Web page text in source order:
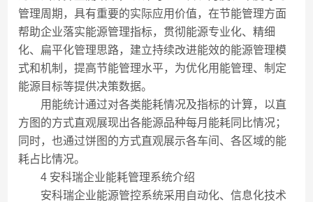
管理周期，具有重要的实际应用价值，在节能管理方面
帮助企业落实能源管理指标，贯彻能源专业化、精细
化、扁平化管理思路，建立持续改进能效的能源管理模
式和机制，提高节能管理水平，为优化用能管理、制定
能源目标等提供决策数据。
用能统计通过对各类能耗情况及指标的计算，以直
方图的方式直观展现出各能源品种每月能耗同比情况；
同时，也通过饼图的方式直观展示各车间、各区域的能
耗占比情况。
4 安科瑞企业能耗管理系统介绍
安科瑞企业能源管控系统采用自动化、信息化技术